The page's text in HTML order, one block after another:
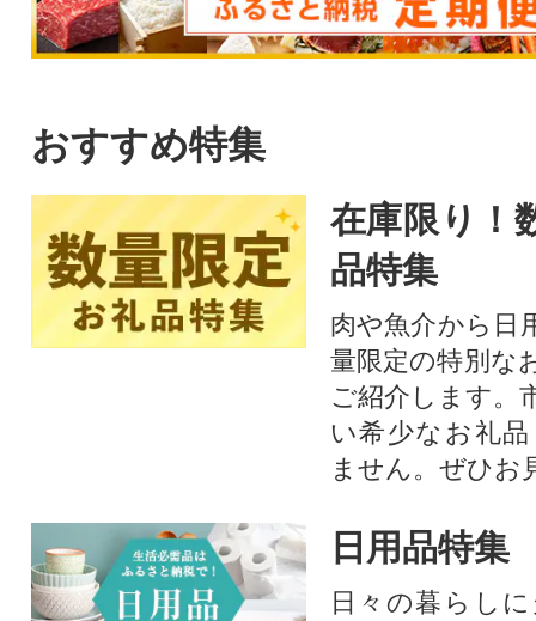
おすすめ特集
在庫限り！
品特集
肉や魚介から日
量限定の特別な
ご紹介します。
い希少なお礼
ません。ぜひお
日用品特集
日々の暮らし